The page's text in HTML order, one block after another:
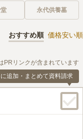
永代供養墓
おすすめ順 価格安い順
PRリンクが含まれています
追加・まとめて資料請求